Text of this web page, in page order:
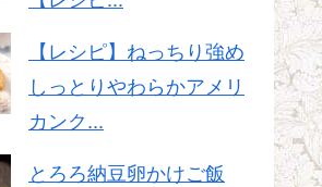
【レシピ】ねっちり強め
しっとりやわらかアメリ
カンク...
とろろ納豆卵かけご飯